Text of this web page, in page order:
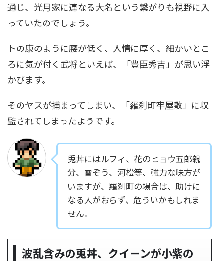
通じ、光月家に連なる大名という繋がりも視野に入
っていたのでしょう。
トの康のように腰が低く、人情に厚く、細かいとこ
ろに気が付く武将といえば、「豊臣秀吉」が思い浮
かびます。
そのヤスが捕まってしまい、「羅刹町牢屋敷」に収
監されてしまったようです。
兎丼にはルフィ、花のヒョウ五郎親
分、雷ぞう、河松等、強力な味方が
いますが、羅刹町の場合は、助けに
なる人がおらず、危ういかもしれま
せん。
波乱含みの兎丼、クイーンが小紫の